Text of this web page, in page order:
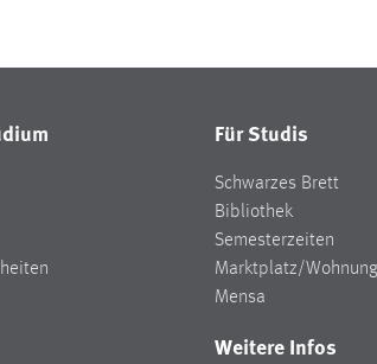
Für Studis
Schwarzes Brett
Bibliothek
Semesterzeiten
Marktplatz/
Mensa
Weitere Infos